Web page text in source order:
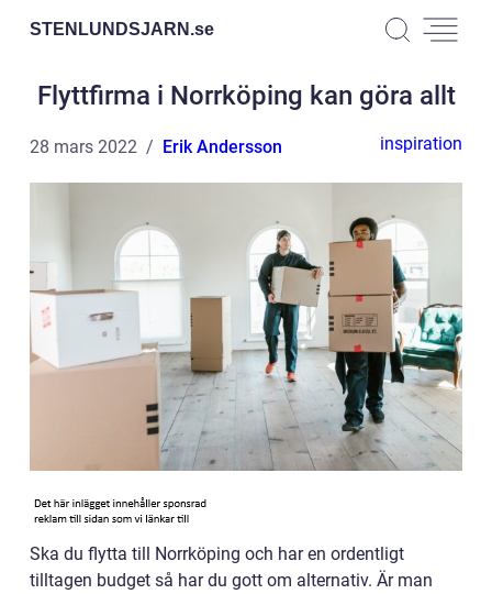
STENLUNDSJARN.se
Flyttfirma i Norrköping kan göra allt
28 mars 2022 Erik Andersson inspiration
Ska du flytta till Norrköping och har en ordentligt
tilltagen budget så har du gott om alternativ. Är man